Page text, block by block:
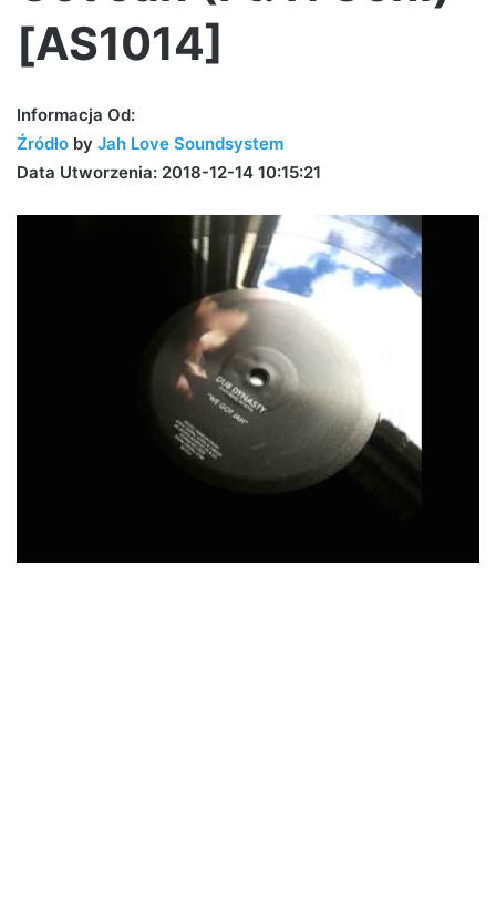
[AS1014]
Informacja Od:
Źródło by Jah Love Soundsystem
Data Utworzenia: 2018-12-14 10:15:21